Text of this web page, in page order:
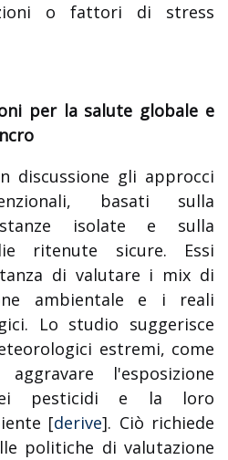
o fattori di stress
per la salute globale e
discussione gli approcci
basati sulla
isolate e sulla
ritenute sicure. Essi
di valutare i mix di
ambientale e i reali
Lo studio suggerisce
estremi, come
l'esposizione
pesticidi e la loro
[derive]. Ciò richiede
politiche di valutazione